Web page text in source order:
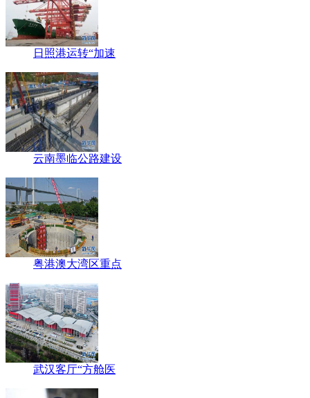
日照港运转“加速
云南墨临公路建设
粤港澳大湾区重点
武汉客厅“方舱医